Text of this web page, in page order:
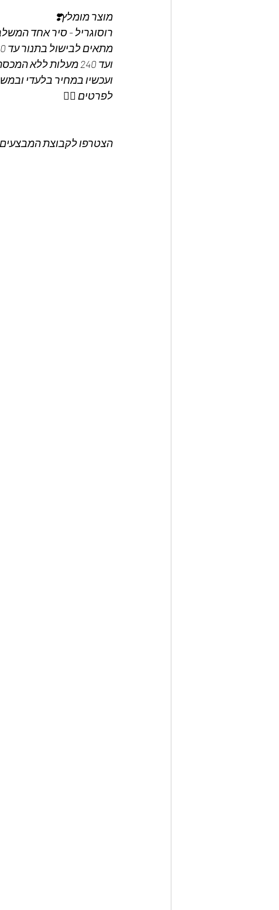
מוצר מומלץ❣️
רוסוגריל - סיר אחד
מתאים לבישול בתנור עד 180 מעלות עם מכסה
ועד 240 מעלות ללא המכסה, ומתאים לכל סוגי הכיריים.
ועכשיו במחיר בלעדי
לפרטים 👇🏼
הצטרפו לקבוצת המבצעים